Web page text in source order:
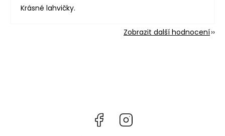
Krásné lahvičky.
Zobrazit další hodnocení
Facebook